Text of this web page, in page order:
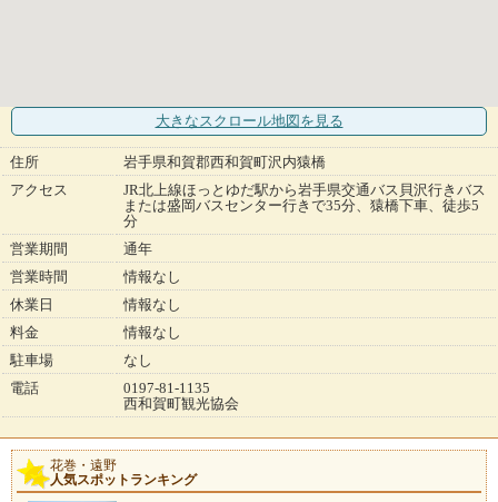
大きなスクロール地図 を見る
住所
岩手県和賀郡西和賀町沢内猿橋
アクセス
JR北上線ほっとゆだ駅から岩手県交通バス貝沢行きバス
または盛岡バスセンター行きで35分、猿橋下車、徒歩5
分
営業期間
通年
営業時間
情報なし
休業日
情報なし
料金
情報なし
駐車場
なし
電話
0197-81-1135
西和賀町観光協会
花巻・遠野
人気スポットランキング